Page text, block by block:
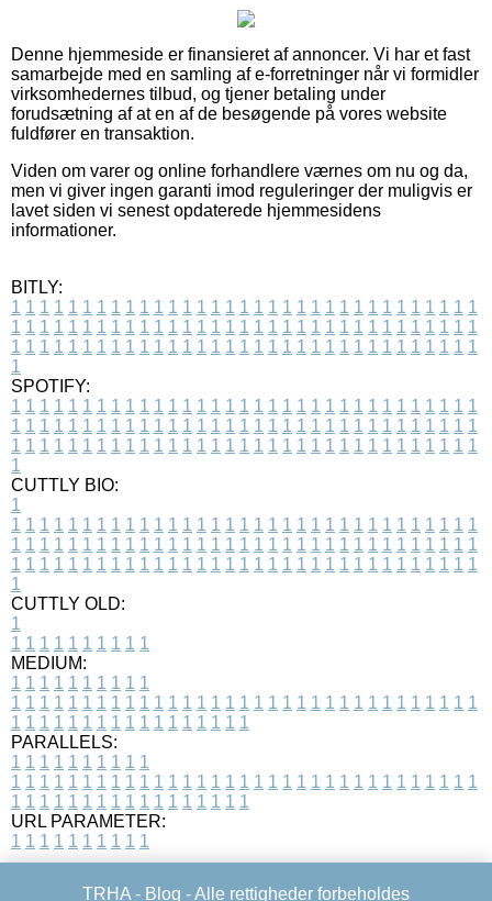
Denne hjemmeside er finansieret af annoncer. Vi har et fast
samarbejde med en samling af e-forretninger når vi formidler
virksomhedernes tilbud, og tjener betaling under
forudsætning af at en af de besøgende på vores website
fuldfører en transaktion.
Viden om varer og online forhandlere værnes om nu og da,
men vi giver ingen garanti imod reguleringer der muligvis er
lavet siden vi senest opdaterede hjemmesidens
informationer.
BITLY:
1 1 1 1 1 1 1 1 1 1 1 1 1 1 1 1 1 1 1 1 1 1 1 1 1 1 1 1 1 1 1 1 1
1 1 1 1 1 1 1 1 1 1 1 1 1 1 1 1 1 1 1 1 1 1 1 1 1 1 1 1 1 1 1 1 1
1 1 1 1 1 1 1 1 1 1 1 1 1 1 1 1 1 1 1 1 1 1 1 1 1 1 1 1 1 1 1 1 1
1
SPOTIFY:
1 1 1 1 1 1 1 1 1 1 1 1 1 1 1 1 1 1 1 1 1 1 1 1 1 1 1 1 1 1 1 1 1
1 1 1 1 1 1 1 1 1 1 1 1 1 1 1 1 1 1 1 1 1 1 1 1 1 1 1 1 1 1 1 1 1
1 1 1 1 1 1 1 1 1 1 1 1 1 1 1 1 1 1 1 1 1 1 1 1 1 1 1 1 1 1 1 1 1
1
CUTTLY BIO:
1
1 1 1 1 1 1 1 1 1 1 1 1 1 1 1 1 1 1 1 1 1 1 1 1 1 1 1 1 1 1 1 1 1
1 1 1 1 1 1 1 1 1 1 1 1 1 1 1 1 1 1 1 1 1 1 1 1 1 1 1 1 1 1 1 1 1
1 1 1 1 1 1 1 1 1 1 1 1 1 1 1 1 1 1 1 1 1 1 1 1 1 1 1 1 1 1 1 1 1
1
CUTTLY OLD:
1
1 1 1 1 1 1 1 1 1 1
MEDIUM:
1 1 1 1 1 1 1 1 1 1
1 1 1 1 1 1 1 1 1 1 1 1 1 1 1 1 1 1 1 1 1 1 1 1 1 1 1 1 1 1 1 1 1
1 1 1 1 1 1 1 1 1 1 1 1 1 1 1 1 1
PARALLELS:
1 1 1 1 1 1 1 1 1 1
1 1 1 1 1 1 1 1 1 1 1 1 1 1 1 1 1 1 1 1 1 1 1 1 1 1 1 1 1 1 1 1 1
1 1 1 1 1 1 1 1 1 1 1 1 1 1 1 1 1
URL PARAMETER:
1 1 1 1 1 1 1 1 1 1
TRHA - Blog - Alle rettigheder forbeholdes